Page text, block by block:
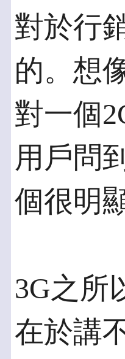
對於行
的。想
對一個
用戶問
個很明
3G之所
在於講